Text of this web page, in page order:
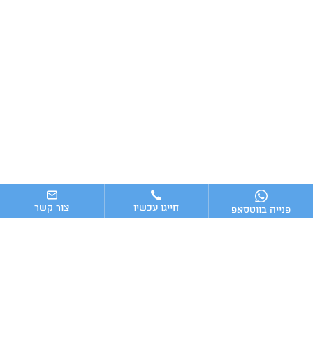
פנייה בווטסאפ חייגו עכשיו צור קשר